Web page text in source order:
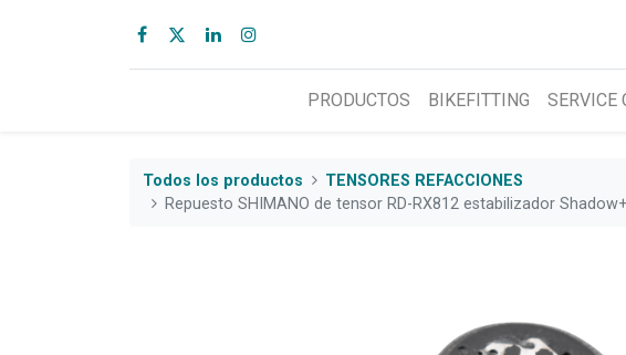
PRODUCTOS BIKEFITTING SERVICE
Todos los productos
TENSORES REFACCIONES
Repuesto SHIMANO de tensor RD-RX812 estabilizador